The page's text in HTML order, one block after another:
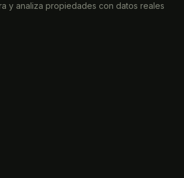
y analiza propiedades con datos reales